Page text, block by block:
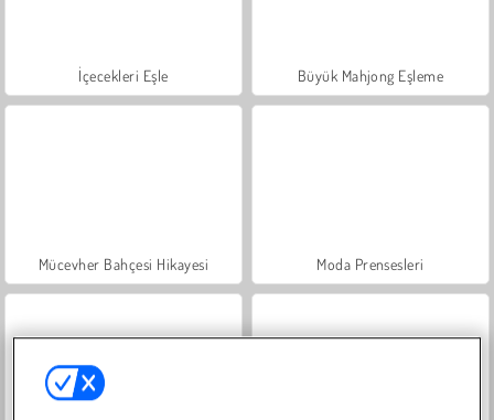
İçecekleri Eşle Büyük Mahjong Eşleme
Mücevher Bahçesi Hikayesi Moda Prensesleri